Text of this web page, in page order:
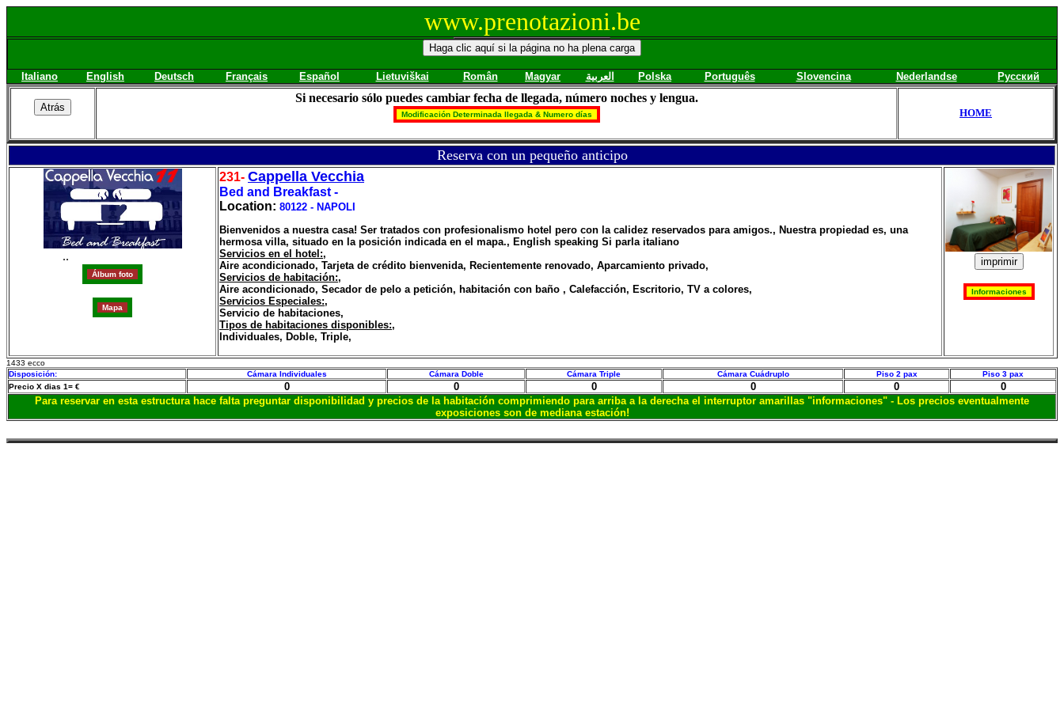
www.prenotazioni.be
Italiano English Deutsch Français Español Lietuviškai Român Magyar العربية Polska Português Slovencina Nederlandse Русский
Si necesario sólo puedes cambiar fecha de llegada, número noches y lengua.
HOME
Reserva con un pequeño anticipo
..
231- Cappella Vecchia
Bed and Breakfast -
Location: 80122 - NAPOLI
Bienvenidos a nuestra casa! Ser tratados con profesionalismo hotel pero con la calidez reservados para amigos., Nuestra propiedad es, una
hermosa villa, situado en la posición indicada en el mapa., English speaking Si parla italiano
Servicios en el hotel:,
Aire acondicionado, Tarjeta de crédito bienvenida, Recientemente renovado, Aparcamiento privado,
Servicios de habitación:,
Aire acondicionado, Secador de pelo a petición, habitación con baño , Calefacción, Escritorio, TV a colores,
Servicios Especiales:,
Servicio de habitaciones,
Tipos de habitaciones disponibles:,
Individuales, Doble, Triple,
1433 ecco
Disposición:
Cámara Individuales Cámara Doble Cámara Triple Cámara Cuádruplo Piso 2 pax
Piso 3 pax
Precio X dias 1= €
0 0 0 0 0
0
Para reservar en esta estructura hace falta preguntar disponibilidad y precios de la habitación comprimiendo para arriba a la derecha el interruptor amarillas "informaciones" - Los precios eventualmente
exposiciones son de mediana estación!